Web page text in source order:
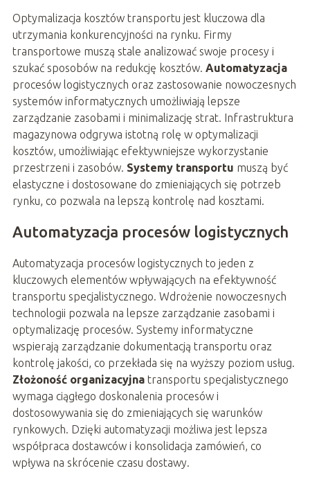
Optymalizacja kosztów transportu jest kluczowa dla
utrzymania konkurencyjności na rynku. Firmy
transportowe muszą stale analizować swoje procesy i
szukać sposobów na redukcję kosztów. Automatyzacja
procesów logistycznych oraz zastosowanie nowoczesnych
systemów informatycznych umożliwiają lepsze
zarządzanie zasobami i minimalizację strat. Infrastruktura
magazynowa odgrywa istotną rolę w optymalizacji
kosztów, umożliwiając efektywniejsze wykorzystanie
przestrzeni i zasobów. Systemy transportu muszą być
elastyczne i dostosowane do zmieniających się potrzeb
rynku, co pozwala na lepszą kontrolę nad kosztami.
Automatyzacja procesów logistycznych
Automatyzacja procesów logistycznych to jeden z
kluczowych elementów wpływających na efektywność
transportu specjalistycznego. Wdrożenie nowoczesnych
technologii pozwala na lepsze zarządzanie zasobami i
optymalizację procesów. Systemy informatyczne
wspierają zarządzanie dokumentacją transportu oraz
kontrolę jakości, co przekłada się na wyższy poziom usług.
Złożoność organizacyjnatransportu specjalistycznego
wymaga ciągłego doskonalenia procesów i
dostosowywania się do zmieniających się warunków
rynkowych. Dzięki automatyzacji możliwa jest lepsza
współpraca dostawców i konsolidacja zamówień, co
wpływa na skrócenie czasu dostawy.